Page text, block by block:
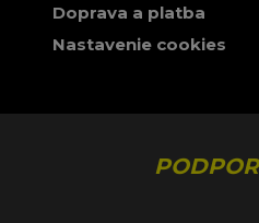
Doprava a platba
Nastavenie cookies